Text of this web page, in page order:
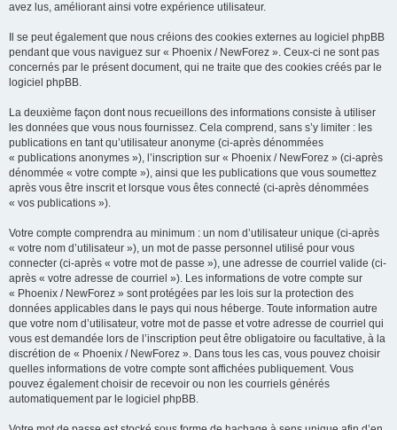
avez lus, améliorant ainsi votre expérience utilisateur.
Il se peut également que nous créions des cookies externes au logiciel phpBB
pendant que vous naviguez sur « Phoenix / NewForez ». Ceux-ci ne sont pas
concernés par le présent document, qui ne traite que des cookies créés par le
logiciel phpBB.
La deuxième façon dont nous recueillons des informations consiste à utiliser
les données que vous nous fournissez. Cela comprend, sans s’y limiter : les
publications en tant qu’utilisateur anonyme (ci-après dénommées
« publications anonymes »), l’inscription sur « Phoenix / NewForez » (ci-après
dénommée « votre compte »), ainsi que les publications que vous soumettez
après vous être inscrit et lorsque vous êtes connecté (ci-après dénommées
« vos publications »).
Votre compte comprendra au minimum : un nom d’utilisateur unique (ci-après
« votre nom d’utilisateur »), un mot de passe personnel utilisé pour vous
connecter (ci-après « votre mot de passe »), une adresse de courriel valide (ci-
après « votre adresse de courriel »). Les informations de votre compte sur
« Phoenix / NewForez » sont protégées par les lois sur la protection des
données applicables dans le pays qui nous héberge. Toute information autre
que votre nom d’utilisateur, votre mot de passe et votre adresse de courriel qui
vous est demandée lors de l’inscription peut être obligatoire ou facultative, à la
discrétion de « Phoenix / NewForez ». Dans tous les cas, vous pouvez choisir
quelles informations de votre compte sont affichées publiquement. Vous
pouvez également choisir de recevoir ou non les courriels générés
automatiquement par le logiciel phpBB.